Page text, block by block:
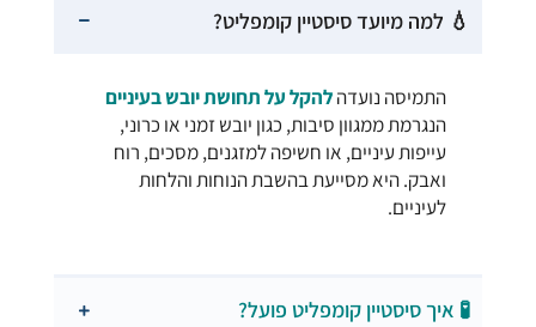
💧 למה מיועד סיסטיין קומפליט?
התמיסה נועדהלהקל על תחושת יובש בעיניים
הנגרמת ממגוון סיבות, כגון יובש זמני או כרוני,
עייפות עיניים, או חשיפה למזגנים, מסכים, רוח
ואבק. היא מסייעת בהשבת הנוחות והלחות
לעיניים.
🧪 איך סיסטיין קומפליט פועל?